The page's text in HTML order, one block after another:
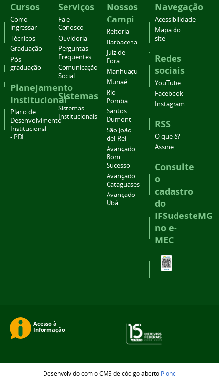
Cursos
Como
ingressar
Técnicos
Graduação
Pós-
graduação
Planejamento
Institucional
Plano de
Desenvolvimento
Institucional
- PDI
Serviços
Fale
Conosco
Ouvidoria
Perguntas
Frequentes
Comunicação
Social
Sistemas
Sistemas
Institucionais
Nossos
Campi
Reitoria
Barbacena
Juiz de
Fora
Manhuaçu
Muriaé
Rio
Pomba
Santos
Dumont
São João
del-Rei
Avançado
Bom
Sucesso
Avançado
Cataguases
Avançado
Ubá
Navegação
Acessibilidade
Mapa do
site
Redes
sociais
YouTube
Facebook
Instagram
RSS
O que é?
Assine
Consulte
o
cadastro
do
IFSudesteMG
no e-
MEC
Desenvolvido com o CMS de código aberto Plone